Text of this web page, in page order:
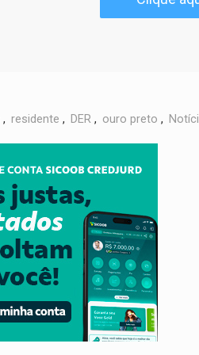
, residente , DER , ouro preto ,